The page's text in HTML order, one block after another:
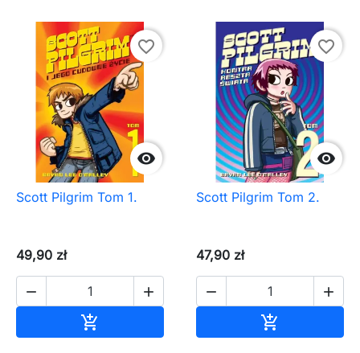

favorite_border
Scott Pilgrim Tom 1.
49,90 zł
 


favorite_border
Scott Pilgrim Tom 2.
47,90 zł
 
